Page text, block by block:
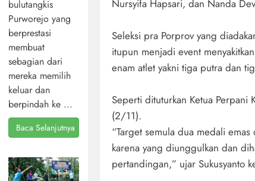
Nursyifa Hapsari, dan Nanda
Seleksi pra Porprov yang
itupun menjadi event
enam atlet yakni tiga putra dan
Seperti dituturkan Ketua Perpani
(2/11).
“Target semula dua medali
karena yang diunggulkan dan
pertandingan,” ujar Sukusyanto
bulutangkis
Purworejo yang
berprestasi
membuat
sebagian dari
mereka memilih
keluar dan
berpindah ke ...
Baca Selanjutnya